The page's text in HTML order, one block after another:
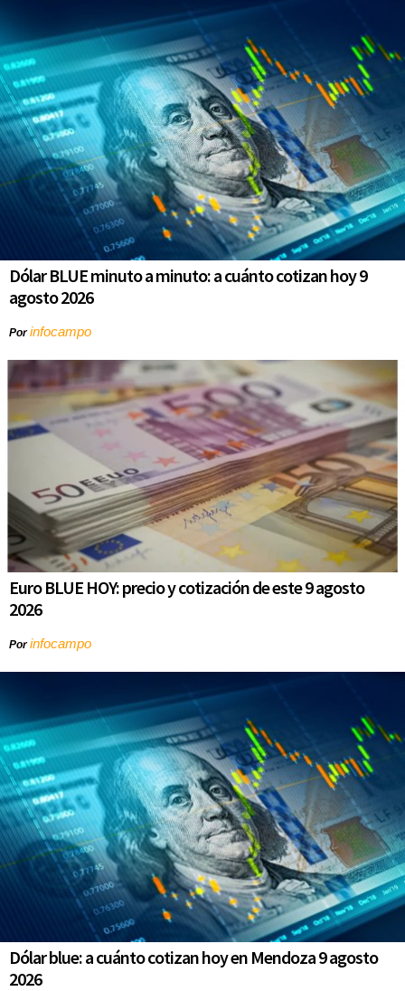
Dólar BLUE minuto a minuto: a cuánto cotizan hoy 9
agosto 2026
Porinfocampo
Euro BLUE HOY: precio y cotización de este 9 agosto
2026
Porinfocampo
Dólar blue: a cuánto cotizan hoy en Mendoza 9 agosto
2026